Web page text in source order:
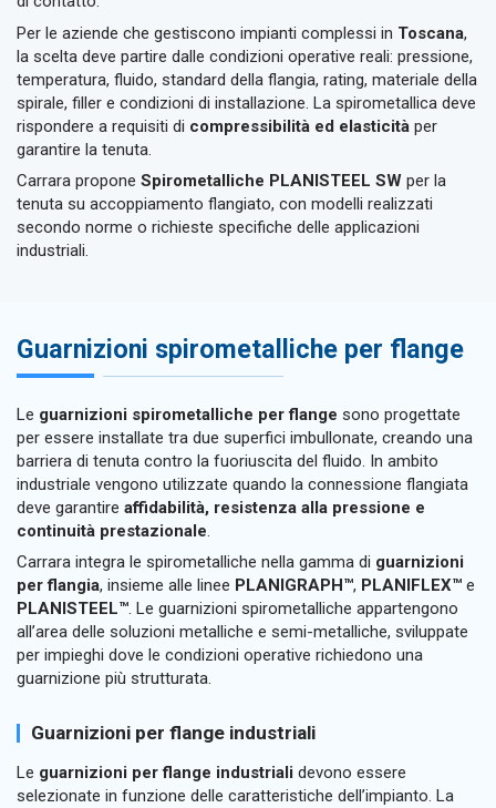
Per le aziende che gestiscono impianti complessi in Toscana,
la scelta deve partire dalle condizioni operative reali: pressione,
temperatura, fluido, standard della flangia, rating, materiale della
spirale, filler e condizioni di installazione. La spirometallica deve
rispondere a requisiti di compressibilità ed elasticità per
garantire la tenuta.
Carrara propone Spirometalliche PLANISTEEL SW per la
tenuta su accoppiamento flangiato, con modelli realizzati
secondo norme o richieste specifiche delle applicazioni
industriali.
Guarnizioni spirometalliche per flange
Le guarnizioni spirometalliche per flange sono progettate
per essere installate tra due superfici imbullonate, creando una
barriera di tenuta contro la fuoriuscita del fluido. In ambito
industriale vengono utilizzate quando la connessione flangiata
deve garantire affidabilità, resistenza alla pressione e
continuità prestazionale.
Carrara integra le spirometalliche nella gamma di guarnizioni
per flangia, insieme alle linee PLANIGRAPH™, PLANIFLEX™ e
PLANISTEEL™. Le guarnizioni spirometalliche appartengono
all’area delle soluzioni metalliche e semi-metalliche, sviluppate
per impieghi dove le condizioni operative richiedono una
guarnizione più strutturata.
Guarnizioni per flange industriali
Le guarnizioni per flange industriali devono essere
selezionate in funzione delle caratteristiche dell’impianto. La